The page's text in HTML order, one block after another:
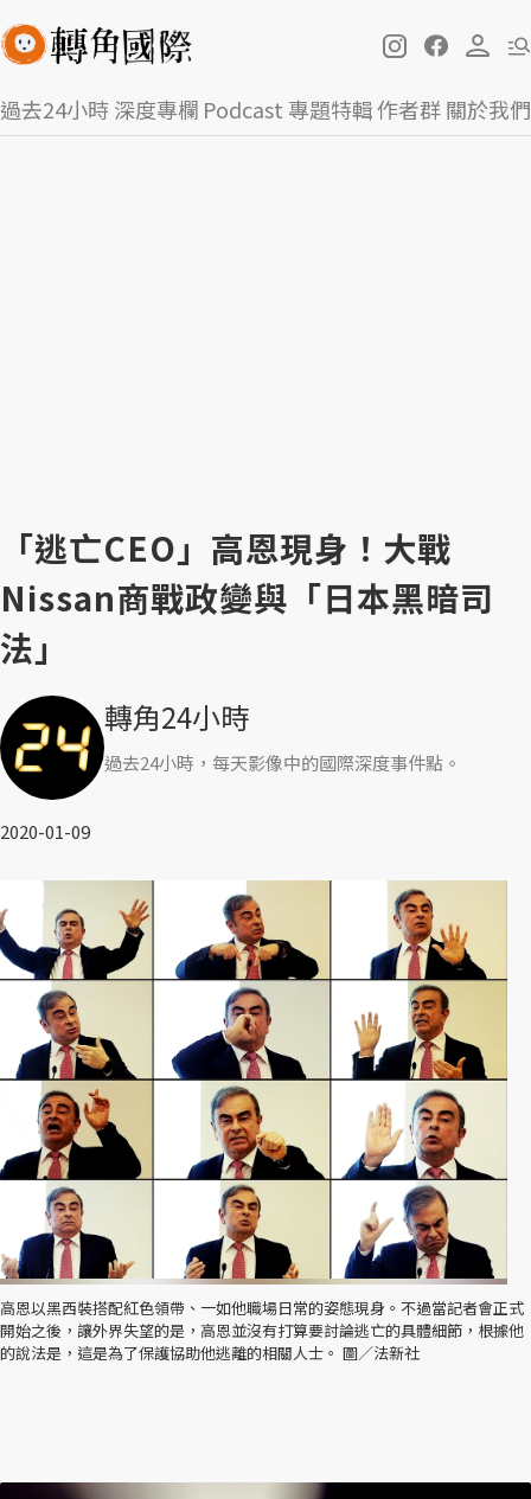
過去24小時深度專欄 Podcast 專題特輯作者群關於我們
「逃亡CEO」高恩現身！大戰
Nissan商戰政變與「日本黑暗司
法」
轉角24小時
過去24小時，每天影像中的國際深度事件點。
2020-01-09
高恩以黑西裝搭配紅色領帶、一如他職場日常的姿態現身。不過當記者會正式
開始之後，讓外界失望的是，高恩並沒有打算要討論逃亡的具體細節，根據他
的說法是，這是為了保護協助他逃離的相關人士。 圖／法新社